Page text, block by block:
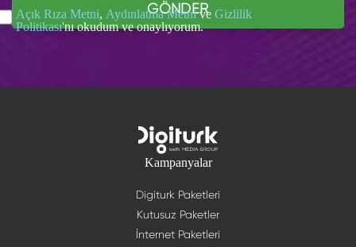
GÖNDER
Açık Rıza Metni, Aydınlatma Metnive Gizlilik
Politikası'nı okudum ve onaylıyorum.
Kampanyalar
Digiturk Paketleri
Kutusuz Paketler
İnternet Paketleri